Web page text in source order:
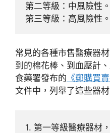
第二等級：中風險性。
第三等級：高風險性。
常見的各種市售醫療器
到的棉花棒、到血壓計
食藥署發布的 《郵購買
文件中，列舉了這些器材
1. 第一等級醫療器材